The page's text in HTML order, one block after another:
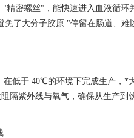
精密螺丝"，能快速进入血液循环
免了大分子胶原 "停留在肠道、难
低于 40℃的环境下完成生产，*
隔紫外线与氧气，确保从生产到